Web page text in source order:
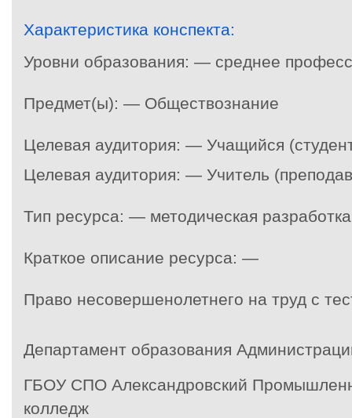
Характеристика конспекта:
Уровни образования: — среднее
Предмет(ы): — Обществознание
Целевая аудитория: — Учащийся
Целевая аудитория: — Учитель
Тип ресурса: — методическая разработка
Краткое описание ресурса: —
Право несовершенолетнего на труд с
Департамент образования
ГБОУ СПО Александровский
колледж